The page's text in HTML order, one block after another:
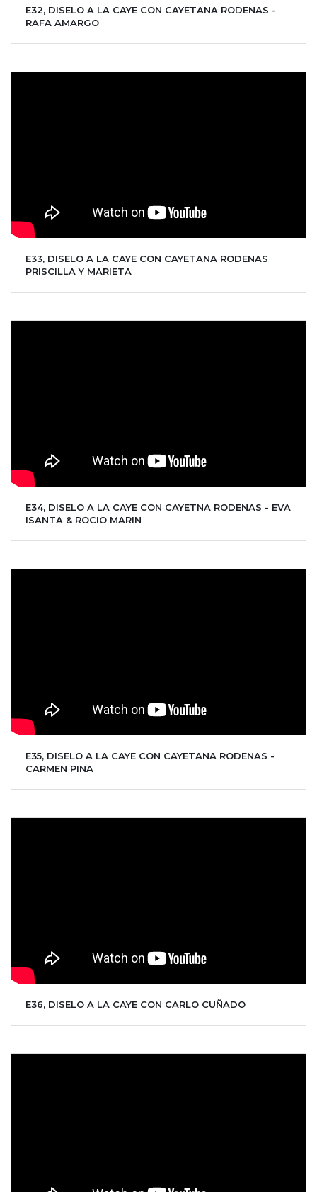
E32, DISELO A LA CAYE CON CAYETANA RODENAS -
RAFA AMARGO
E33, DISELO A LA CAYE CON CAYETANA RODENAS
PRISCILLA Y MARIETA
E34, DISELO A LA CAYE CON CAYETNA RODENAS - EVA
ISANTA & ROCIO MARIN
E35, DISELO A LA CAYE CON CAYETANA RODENAS -
CARMEN PINA
E36, DISELO A LA CAYE CON CARLO CUÑADO